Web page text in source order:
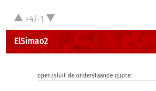
+4/-1
ElSimao2
open/sluit de onderstaande quote: